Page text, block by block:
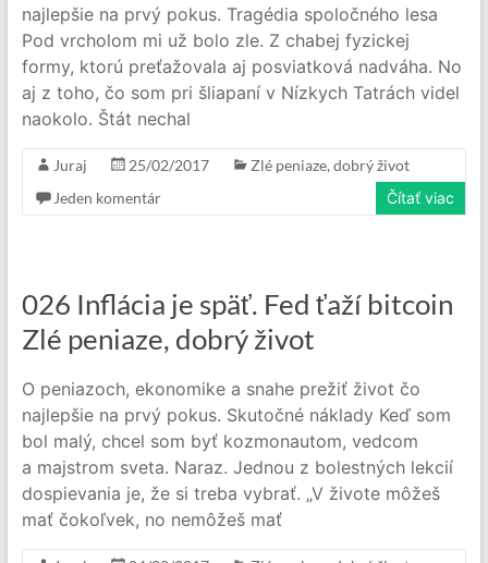
najlepšie na prvý pokus. Tragédia spoločného lesa
Pod vrcholom mi už bolo zle. Z chabej fyzickej
formy, ktorú preťažovala aj posviatková nadváha. No
aj z toho, čo som pri šliapaní v Nízkych Tatrách videl
naokolo. Štát nechal
Juraj 25/02/2017
Zlé peniaze, dobrý život
Jeden komentár
Čítať viac
026 Inflácia je späť. Fed ťaží bitcoin
Zlé peniaze, dobrý život
O peniazoch, ekonomike a snahe prežiť život čo
najlepšie na prvý pokus. Skutočné náklady Keď som
bol malý, chcel som byť kozmonautom, vedcom
a majstrom sveta. Naraz. Jednou z bolestných lekcií
dospievania je, že si treba vybrať. „V živote môžeš
mať čokoľvek, no nemôžeš mať